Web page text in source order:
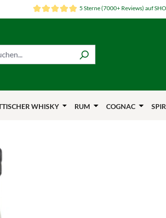
5 Sterne (7000+ Reviews) auf
WHISKY RUM COGNAC